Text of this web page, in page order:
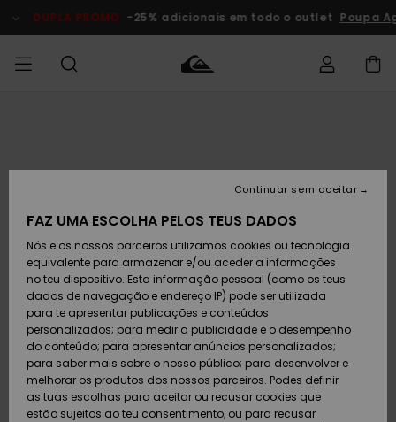
do
DUPLA PROMO -25% adicionais em todo o outlet Poupa
Calçado e
chinelos
Surfe/água
Snow
MENINO
Calçado e
chinelos
Surfe/água
Neve
MULHER
chegados
Highlights
Snow
SURF
Crianças
Highlights
Community
SNOW
Artigos
Criança
Snow Shop
Feminino
Highlights
DUPLA
PROMO
Criança
Outlet
Mulher
Devoluções
Pagamento
Cartão
presente
Quiksilver
Freedom
FAZ UMA ESCOLHA PELOS TEUS DADOS
Nós e os nossos parceiros utilizamos cookies ou tecnologia
equivalente para armazenar e/ou aceder a informações
no teu dispositivo. Esta informação pessoal (como os teus
dados de navegação e endereço IP) pode ser utilizada
para te apresentar publicações e conteúdos
personalizados; para medir a publicidade e o desempenho
do conteúdo; para apresentar anúncios personalizados;
para saber mais sobre o nosso público; para desenvolver e
melhorar os produtos dos nossos parceiros. Podes definir
as tuas escolhas para aceitar ou recusar cookies que
estão sujeitos ao teu consentimento, ou para recusar
Continuar sem aceitar